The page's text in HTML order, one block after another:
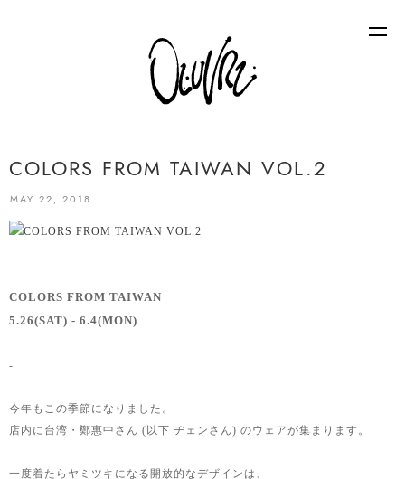
COLORS FROM TAIWAN VOL.2
MAY 22, 2018
COLORS FROM TAIWAN
5.26(SAT) - 6.4(MON)
-
今年もこの季節になりました。
店内に台湾・鄭惠中さん (以下 ヂェンさん) のウェアが集まります。
一度着たらヤミツキになる開放的なデザインは、